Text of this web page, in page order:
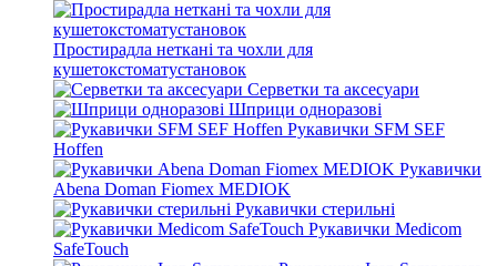
Простирадла неткані та чохли для
кушетокстоматустановок
Серветки та аксесуари
Шприци одноразові
Рукавички SFM SEF
Hoffen
Рукавички
Abena Doman Fiomex MEDIOK
Рукавички стерильні
Рукавички Medicom
SafeTouch